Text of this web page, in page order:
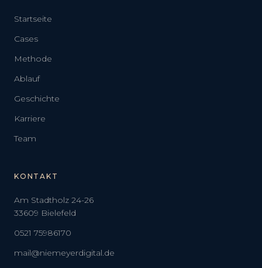
Startseite
Cases
Methode
Ablauf
Geschichte
Karriere
Team
KONTAKT
Am Stadtholz 24-26
33609 Bielefeld
0521 75986170
mail@niemeyerdigital.de